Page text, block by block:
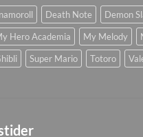
Death Note Demon
Hero Academia My Melody
Super Mario Totoro